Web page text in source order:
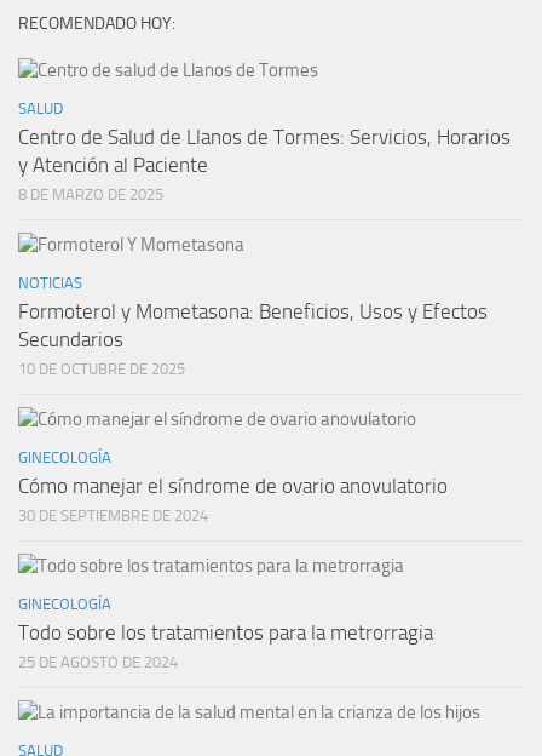
RECOMENDADO HOY:
SALUD
Centro de Salud de Llanos de Tormes: Servicios, Horarios
y Atención al Paciente
8 DE MARZO DE 2025
NOTICIAS
Formoterol y Mometasona: Beneficios, Usos y Efectos
Secundarios
10 DE OCTUBRE DE 2025
GINECOLOGÍA
Cómo manejar el síndrome de ovario anovulatorio
30 DE SEPTIEMBRE DE 2024
GINECOLOGÍA
Todo sobre los tratamientos para la metrorragia
25 DE AGOSTO DE 2024
SALUD